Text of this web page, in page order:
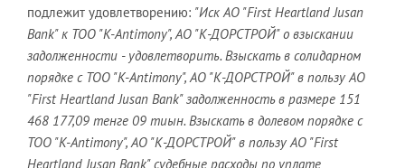
подлежит удовлетворению: "Иск АО "First Heartland Jusan
Bank" к ТОО "K-Antimony", АО "К-ДОРСТРОЙ" о взыскании
задолженности - удовлетворить. Взыскать в солидарном
порядке с ТОО "K-Antimony", АО "К-ДОРСТРОЙ" в пользу АО
"First Heartland Jusan Bank" задолженность в размере 151
468 177,09 тенге 09 тиын. Взыскать в долевом порядке с
ТОО "K-Antimony", АО "К-ДОРСТРОЙ" в пользу АО "First
Heartland Jusan Bank" судебные расходы по уплате